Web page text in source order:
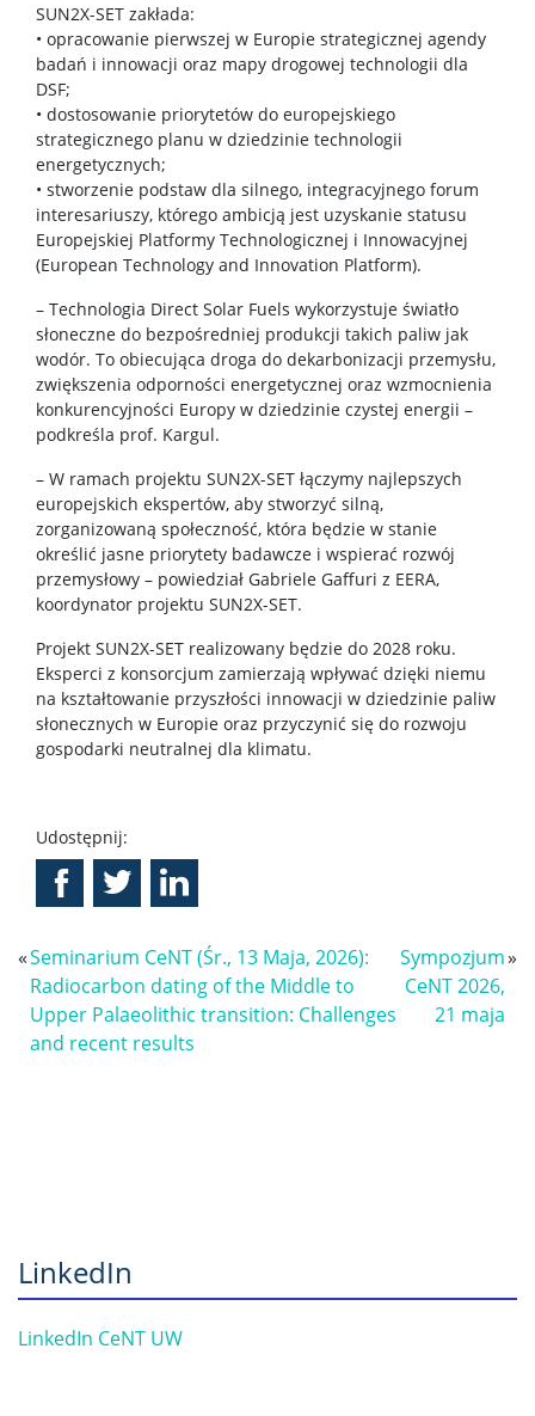
SUN2X-SET zakłada:
• opracowanie pierwszej w Europie strategicznej agendy
badań i innowacji oraz mapy drogowej technologii dla
DSF;
• dostosowanie priorytetów do europejskiego
strategicznego planu w dziedzinie technologii
energetycznych;
• stworzenie podstaw dla silnego, integracyjnego forum
interesariuszy, którego ambicją jest uzyskanie statusu
Europejskiej Platformy Technologicznej i Innowacyjnej
(European Technology and Innovation Platform).
– Technologia Direct Solar Fuels wykorzystuje światło
słoneczne do bezpośredniej produkcji takich paliw jak
wodór. To obiecująca droga do dekarbonizacji przemysłu,
zwiększenia odporności energetycznej oraz wzmocnienia
konkurencyjności Europy w dziedzinie czystej energii –
podkreśla prof. Kargul.
– W ramach projektu SUN2X-SET łączymy najlepszych
europejskich ekspertów, aby stworzyć silną,
zorganizowaną społeczność, która będzie w stanie
określić jasne priorytety badawcze i wspierać rozwój
przemysłowy – powiedział Gabriele Gaffuri z EERA,
koordynator projektu SUN2X-SET.
Projekt SUN2X-SET realizowany będzie do 2028 roku.
Eksperci z konsorcjum zamierzają wpływać dzięki niemu
na kształtowanie przyszłości innowacji w dziedzinie paliw
słonecznych w Europie oraz przyczynić się do rozwoju
gospodarki neutralnej dla klimatu.
Udostępnij:
«Seminarium CeNT (Śr., 13 Maja, 2026):
Radiocarbon dating of the Middle to
Upper Palaeolithic transition: Challenges
and recent results
Sympozjum
CeNT 2026,
21 maja
»
LinkedIn
LinkedIn CeNT UW